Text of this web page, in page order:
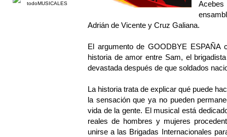
Adrián de Vicente y Cruz Galiana.
El argumento de GOODBYE
historia de amor entre Sam, el
devastada después de que soldados
La historia trata de explicar qué puede
la sensación que ya no pueden
vida de la gente. El musical está
reales de hombres y mujeres
unirse a las Brigadas Internacionales